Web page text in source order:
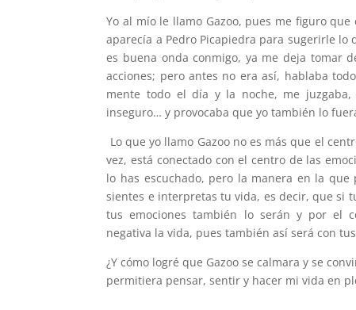
Yo al mío le llamo Gazoo, pues me figuro
aparecía a Pedro Picapiedra para sugerirle lo
es buena onda conmigo, ya me deja tomar
acciones; pero antes no era así, hablaba
mente todo el día y la noche, me
inseguro… y provocaba que yo también lo
Lo que yo llamo Gazoo no es más que el
vez, está conectado con el centro de las
lo has escuchado, pero la manera en la
sientes e interpretas tu vida, es decir, que si
tus emociones también lo serán y por el
negativa la vida, pues también así será con
¿Y cómo logré que Gazoo se calmara y se
permitiera pensar, sentir y hacer mi vida en